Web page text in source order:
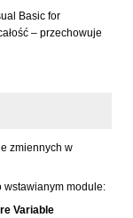
Basic for
– przechowuje
zmiennych w
wstawianym module:
Variable